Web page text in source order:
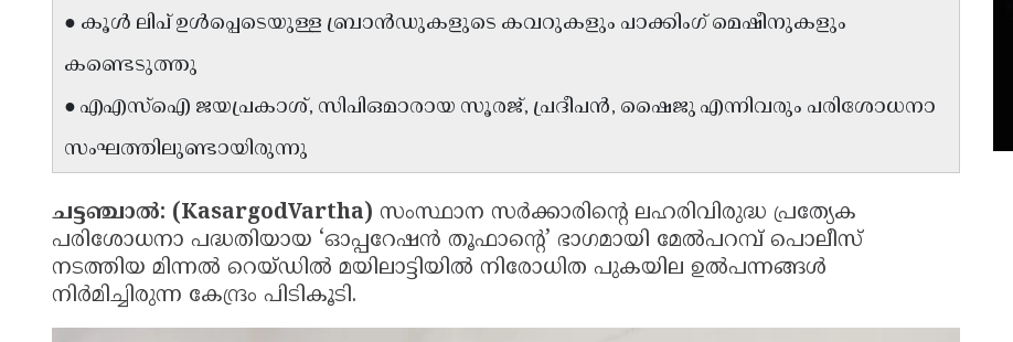
● കൂൾ ലിപ് ഉൾപ്പെടെയുള്ള ബ്രാൻഡുകളുടെ കവറുകളും പാക്കിംഗ് മെഷീനുകളും
കണ്ടെടുത്തു
● എഎസ്ഐ ജയപ്രകാശ്, സിപിഒമാരായ സൂരജ്, പ്രദീപൻ, ഷൈജു എന്നിവരും പരിശോധനാ
സംഘത്തിലുണ്ടായിരുന്നു
ചട്ടഞ്ചാൽ: (KasargodVartha) സംസ്ഥാന സർക്കാരിൻ്റെ ലഹരിവിരുദ്ധ പ്രത്യേക
പരിശോധനാ പദ്ധതിയായ ‘ഓപ്പറേഷൻ തൂഫാൻ്റെ’ ഭാഗമായി മേൽപറമ്പ് പൊലീസ്
നടത്തിയ മിന്നൽ റെയ്ഡിൽ മയിലാട്ടിയിൽ നിരോധിത പുകയില ഉൽപന്നങ്ങൾ
നിർമിച്ചിരുന്ന കേന്ദ്രം പിടികൂടി.